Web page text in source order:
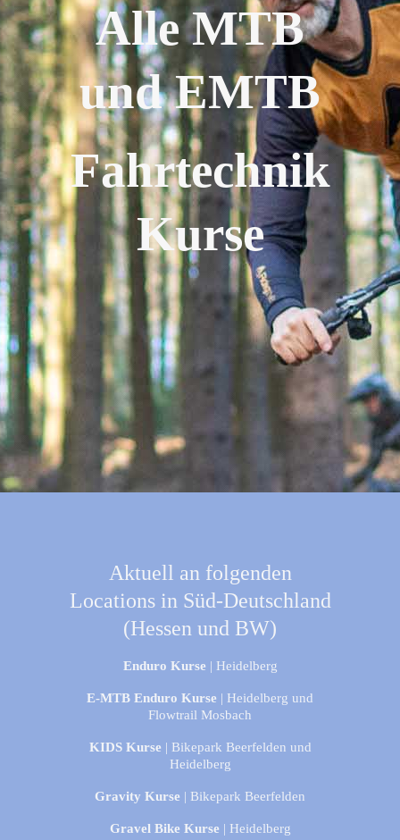
Alle MTB
und EMTB
Fahrtechnik
Kurse
Aktuell an folgenden
Locations in Süd-Deutschland
(Hessen und BW)
Enduro Kurse | Heidelberg
E-MTB Enduro Kurse | Heidelberg und
Flowtrail Mosbach
KIDS Kurse | Bikepark Beerfelden und
Heidelberg
Gravity Kurse | Bikepark Beerfelden
Gravel Bike Kurse | Heidelberg